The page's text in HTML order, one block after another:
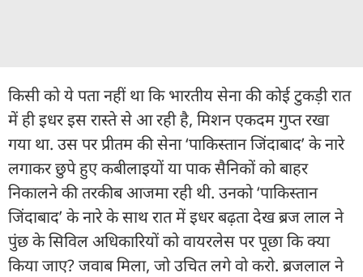
किसी को ये पता नहीं था कि भारतीय सेना की कोई टुकड़ी रात
में ही इधर इस रास्ते से आ रही है, मिशन एकदम गुप्त रखा
गया था. उस पर प्रीतम की सेना ‘पाकिस्तान जिंदाबाद’ के नारे
लगाकर छुपे हुए कबीलाइयों या पाक सैनिकों को बाहर
निकालने की तरकीब आजमा रही थी. उनको ‘पाकिस्तान
जिंदाबाद’ के नारे के साथ रात में इधर बढ़ता देख ब्रज लाल ने
पुंछ के सिविल अधिकारियों को वायरलेस पर पूछा कि क्या
किया जाए? जवाब मिला, जो उचित लगे वो करो. ब्रजलाल ने